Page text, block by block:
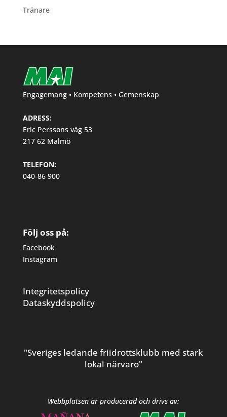
Tränare
Engagemang • Kompetens • Gemenskap
ADRESS:
Eric Perssons väg 53
217 62 Malmö
TELEFON:
040-86 900
Följ oss på:
Facebook
Instagram
Integritetspolicy
Dataskyddspolicy
"Sveriges ledande friidrottsklubb med stark
lokal närvaro"
Webbplatsen är producerad och drivs av: